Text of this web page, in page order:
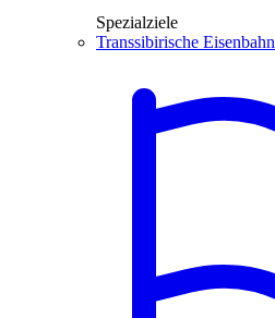
Spezialziele
Transsibirische Eisenbahn